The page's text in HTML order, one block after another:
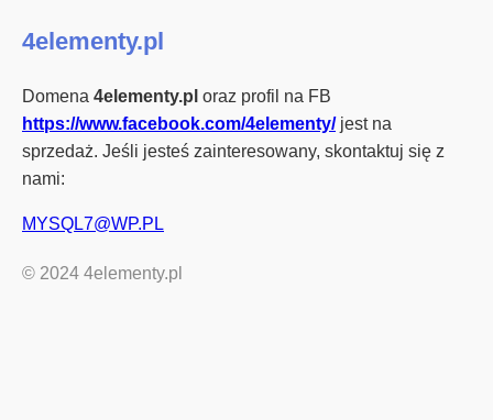
4elementy.pl
Domena 4elementy.pl oraz profil na FB
https://www.facebook.com/4elementy/jest na
sprzedaż. Jeśli jesteś zainteresowany, skontaktuj się z
nami:
© 2024 4elementy.pl